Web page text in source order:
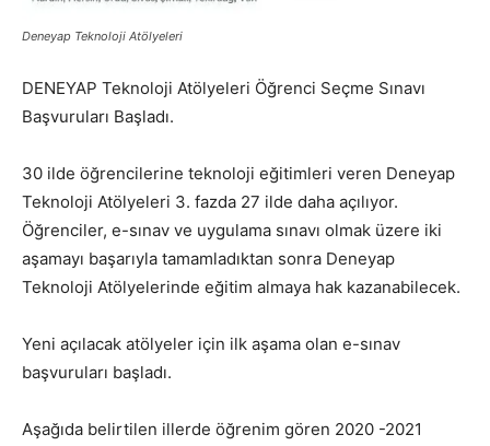
Deneyap Teknoloji Atölyeleri
DENEYAP Teknoloji Atölyeleri Öğrenci Seçme Sınavı
Başvuruları Başladı.
30 ilde öğrencilerine teknoloji eğitimleri veren Deneyap
Teknoloji Atölyeleri 3. fazda 27 ilde daha açılıyor.
Öğrenciler, e-sınav ve uygulama sınavı olmak üzere iki
aşamayı başarıyla tamamladıktan sonra Deneyap
Teknoloji Atölyelerinde eğitim almaya hak kazanabilecek.
Yeni açılacak atölyeler için ilk aşama olan e-sınav
başvuruları başladı.
Aşağıda belirtilen illerde öğrenim gören 2020 -2021